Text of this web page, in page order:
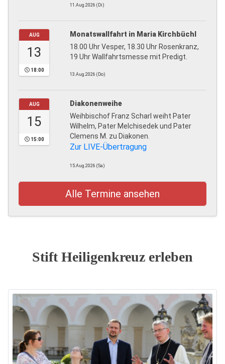
11.Aug.2026 (Di)
AUG
13
18:00
Monatswallfahrt in Maria Kirchbüchl
18.00 Uhr Vesper, 18.30 Uhr Rosenkranz,
19 Uhr Wallfahrtsmesse mit Predigt.
13.Aug.2026 (Do)
AUG
15
15:00
Diakonenweihe
Weihbischof Franz Scharl weiht Pater
Wilhelm, Pater Melchisedek und Pater
Clemens M. zu Diakonen.
Zur LIVE-Übertragung
15.Aug.2026 (Sa)
Alle Termine ansehen
Stift Heiligenkreuz erleben